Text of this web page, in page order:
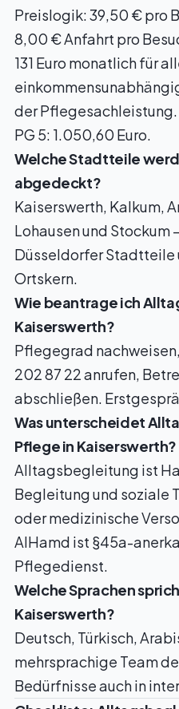
Preislogik: 39,50 € pro
8,00 € Anfahrt pro
131 Euro monatlich für
der
PG 5: 1.050,60 Euro.
Welche Stadtteile
abgedeckt?
Kaiserswerth, Kalkum,
Lohausen und Stockum
Düsseldorfer Stadtteile
Ortskern.
Wie beantrage ich
Kaiserswerth?
Pflegegrad
202 87 22 anrufen,
abschließen.
Was unterscheidet
Pflege in Kaiserswerth?
Alltagsbegleitung ist
Begleitung und soziale
oder medizinische
AlHamd ist §45a-
Pflegedienst.
Welche Sprachen
Kaiserswerth?
Deutsch, Türkisch,
mehrsprachige Team
Bedürfnisse auch in